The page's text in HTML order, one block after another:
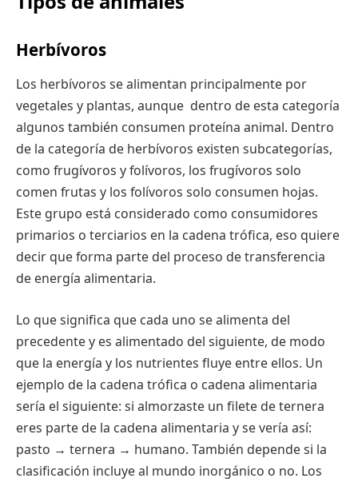
Herbívoros
Los herbívoros se alimentan principalmente por
vegetales y plantas, aunque dentro de esta categoría
algunos también consumen proteína animal. Dentro
de la categoría de herbívoros existen subcategorías,
como frugívoros y folívoros, los frugívoros solo
comen frutas y los folívoros solo consumen hojas.
Este grupo está considerado como consumidores
primarios o terciarios en la cadena trófica, eso quiere
decir que forma parte del proceso de transferencia
de energía alimentaria.
Lo que significa que cada uno se alimenta del
precedente y es alimentado del siguiente, de modo
que la energía y los nutrientes fluye entre ellos. Un
ejemplo de la cadena trófica o cadena alimentaria
sería el siguiente: si almorzaste un filete de ternera
eres parte de la cadena alimentaria y se vería así:
pasto → ternera → humano. También depende si la
clasificación incluye al mundo inorgánico o no. Los